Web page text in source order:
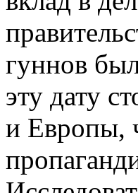
гуннов
эту дату
и Европы,